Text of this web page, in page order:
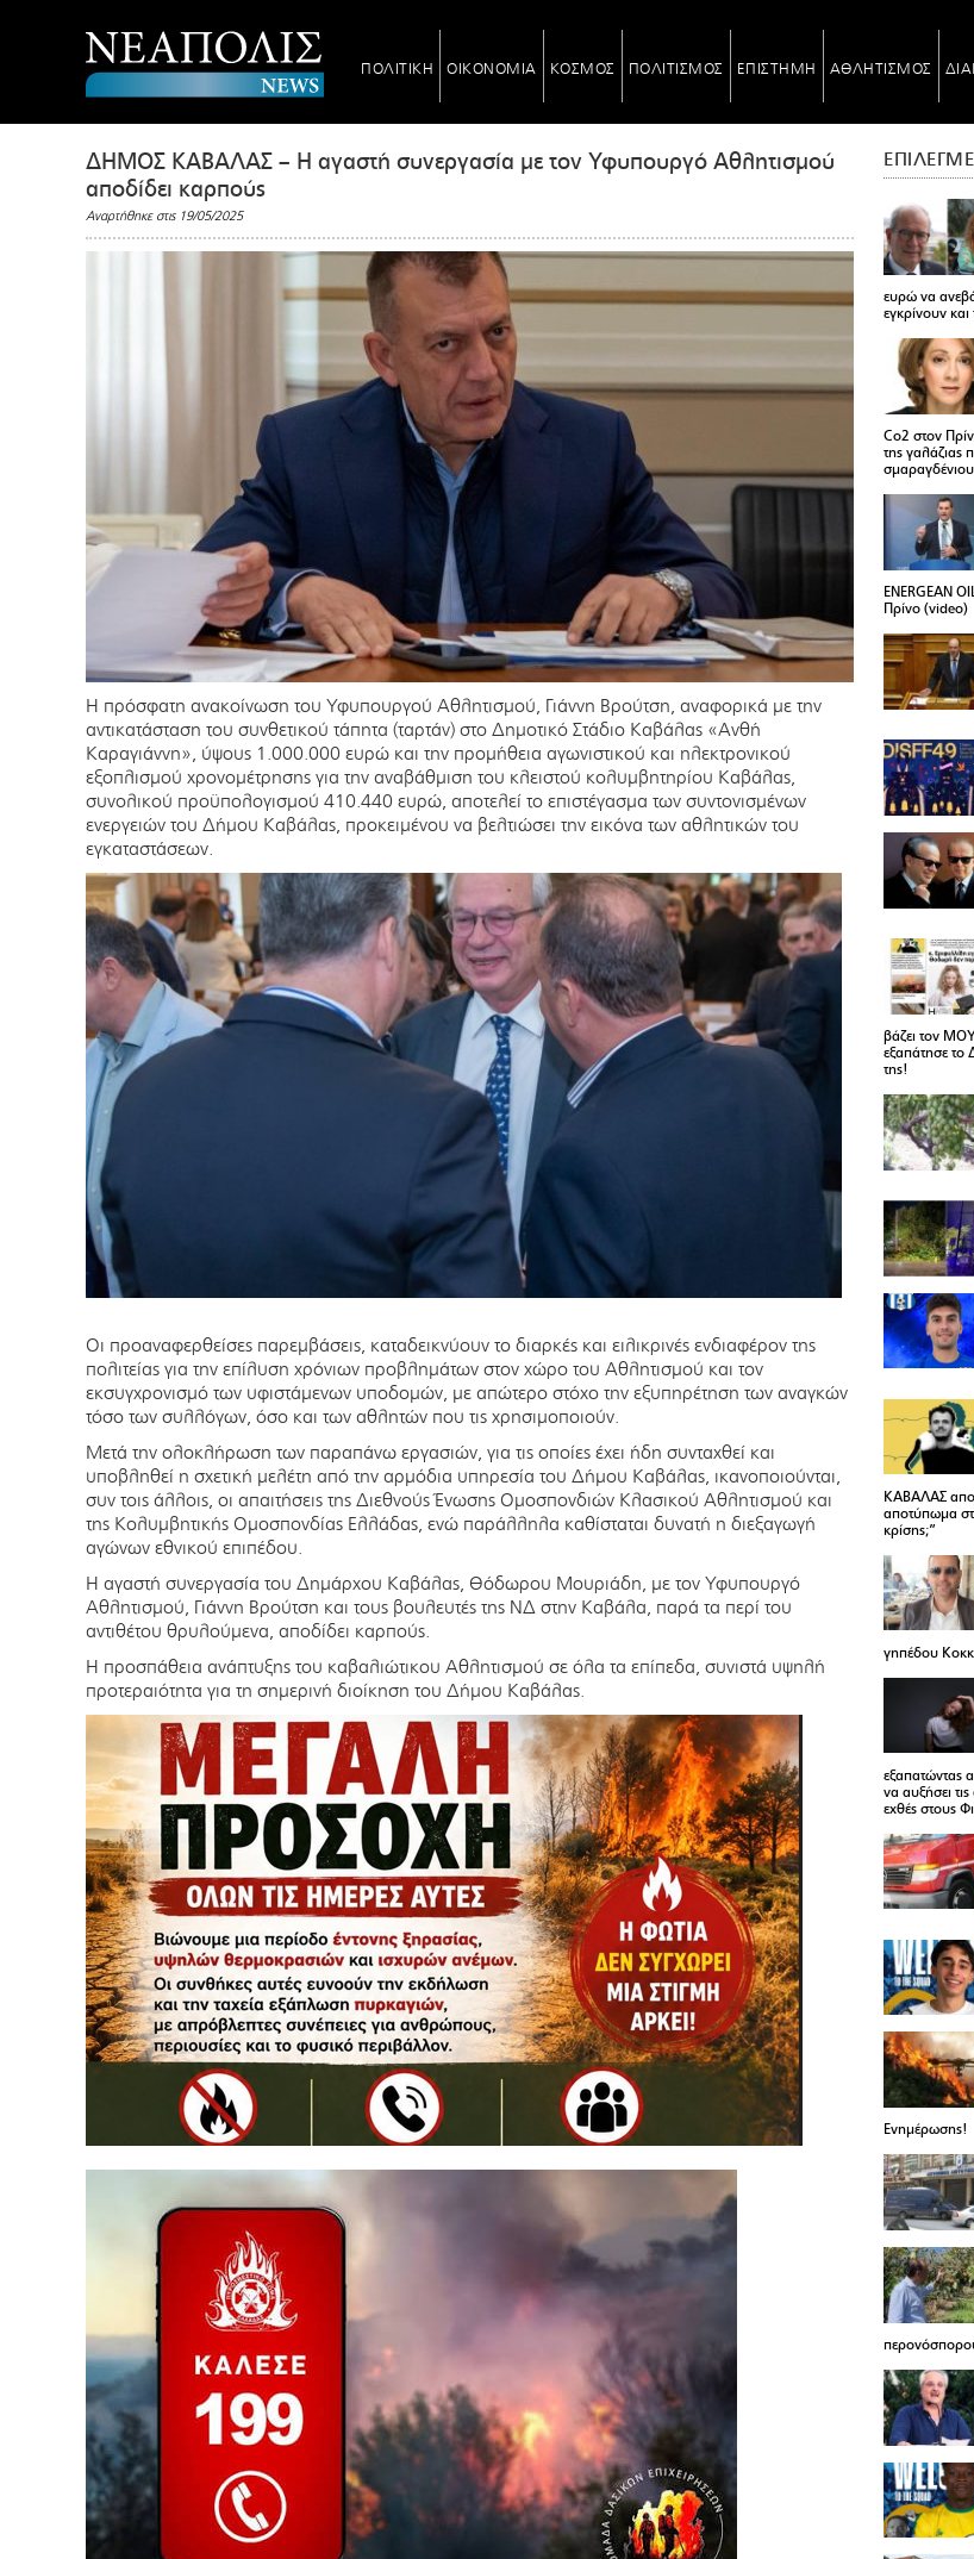
ΠΟΛΙΤΙΚΗ ΟΙΚΟΝΟΜΙΑ ΚΟΣΜΟΣ ΠΟΛΙΤΙΣΜΟΣ ΕΠΙΣΤΗΜΗ ΑΘΛΗΤΙΣΜΟΣ
ΔΗΜΟΣ ΚΑΒΑΛΑΣ – Η αγαστή συνεργασία με τον Υφυπουργό Αθλητισμού
αποδίδει καρπούς
Αναρτήθηκε στις 19/05/2025
Η πρόσφατη ανακοίνωση του Υφυπουργού Αθλητισμού, Γιάννη Βρούτση, αναφορικά με την
αντικατάσταση του συνθετικού τάπητα (ταρτάν) στο Δημοτικό Στάδιο Καβάλας «Ανθή
Καραγιάννη», ύψους 1.000.000 ευρώ και την προμήθεια αγωνιστικού και ηλεκτρονικού
εξοπλισμού χρονομέτρησης για την αναβάθμιση του κλειστού κολυμβητηρίου Καβάλας,
συνολικού προϋπολογισμού 410.440 ευρώ, αποτελεί το επιστέγασμα των συντονισμένων
ενεργειών του Δήμου Καβάλας, προκειμένου να βελτιώσει την εικόνα των αθλητικών του
εγκαταστάσεων.
Οι προαναφερθείσες παρεμβάσεις, καταδεικνύουν το διαρκές και ειλικρινές ενδιαφέρον της
πολιτείας για την επίλυση χρόνιων προβλημάτων στον χώρο του Αθλητισμού και τον
εκσυγχρονισμό των υφιστάμενων υποδομών, με απώτερο στόχο την εξυπηρέτηση των αναγκών
τόσο των συλλόγων, όσο και των αθλητών που τις χρησιμοποιούν.
Μετά την ολοκλήρωση των παραπάνω εργασιών, για τις οποίες έχει ήδη συνταχθεί και
υποβληθεί η σχετική μελέτη από την αρμόδια υπηρεσία του Δήμου Καβάλας, ικανοποιούνται,
συν τοις άλλοις, οι απαιτήσεις της Διεθνούς Ένωσης Ομοσπονδιών Κλασικού Αθλητισμού και
της Κολυμβητικής Ομοσπονδίας Ελλάδας, ενώ παράλληλα καθίσταται δυνατή η διεξαγωγή
αγώνων εθνικού επιπέδου.
Η αγαστή συνεργασία του Δημάρχου Καβάλας, Θόδωρου Μουριάδη, με τον Υφυπουργό
Αθλητισμού, Γιάννη Βρούτση και τους βουλευτές της ΝΔ στην Καβάλα, παρά τα περί του
αντιθέτου θρυλούμενα, αποδίδει καρπούς.
Η προσπάθεια ανάπτυξης του καβαλιώτικου Αθλητισμού σε όλα τα επίπεδα, συνιστά υψηλή
προτεραιότητα για τη σημερινή διοίκηση του Δήμου Καβάλας.
ευρώ να
εγκρίνουν
Co2 στον
της γαλάζιας
ENERGEAN
Πρίνο (video)
βάζει τον
εξαπάτησε το
της!
ΚΑΒΑΛΑΣ
αποτύπωμα
κρίσης;”
γηπέδου
εξαπατώντας
να αυξήσει
εχθές στους
Ενημέρωσης!